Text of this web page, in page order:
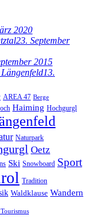
2020
23. September
2015
13.
AREA 47 Berge
Haiming Hochgurgl
Naturpark
Oetz
Ski Snowboard Sport
Tradition
Waldklause Wandern